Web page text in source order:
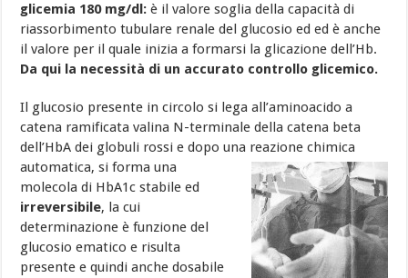
glicemia 180 mg/dl:è il valore soglia della capacità di
riassorbimento tubulare renale del glucosio ed ed è anche
il valore per il quale inizia a formarsi la glicazione dell’Hb.
Da qui la necessità di un accurato controllo glicemico.
Il glucosio presente in circolo si lega all’aminoacido a
catena ramificata valina N-terminale della catena beta
dell’HbA dei globuli rossi e dopo una reazione chimica
automatica, si forma una
molecola di HbA1c stabile ed
irreversibile, la cui
determinazione è funzione del
glucosio ematico e risulta
presente e quindi anche dosabile